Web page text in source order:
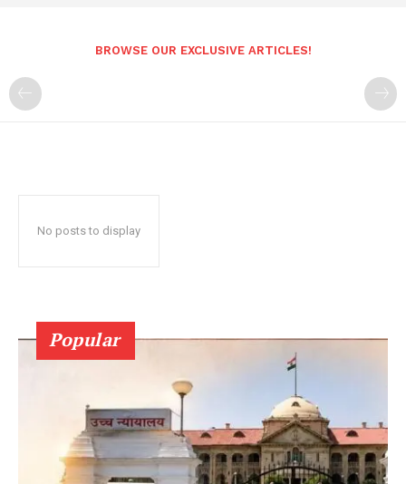
BROWSE OUR EXCLUSIVE ARTICLES!
No posts to display
Popular